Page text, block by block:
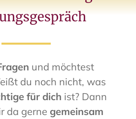
und möchtest
du noch nicht, was
für dich ist? Dann
da gerne gemeinsam